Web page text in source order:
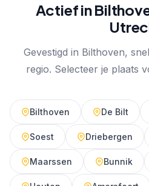
Actief in
Gevestigd in Bilthoven,
regio. Selecteer je plaats
Bilthoven De Bilt
Soest Driebergen
Maarssen Bunnik